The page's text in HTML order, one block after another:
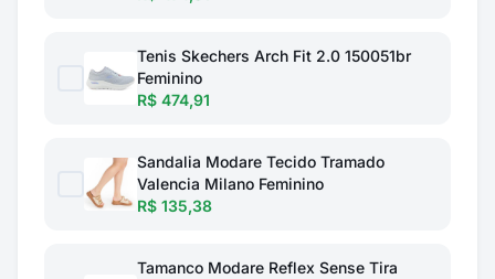
Tenis Skechers Arch Fit 2.0 150051br
Feminino
R$ 474,91
Sandalia Modare Tecido Tramado
Valencia Milano Feminino
R$ 135,38
Tamanco Modare Reflex Sense Tira